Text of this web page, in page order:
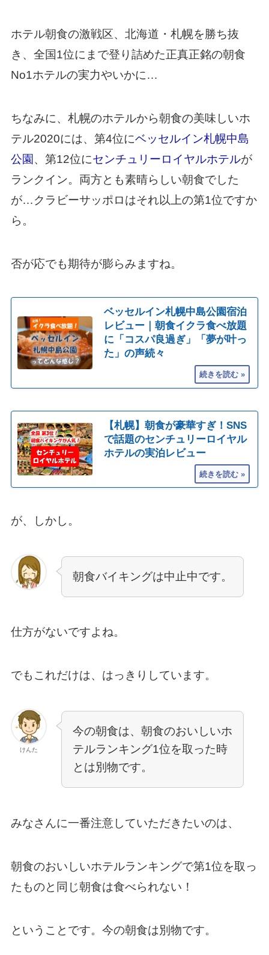
ホテル朝食の激戦区、北海道・札幌を勝ち抜
き、全国1位にまで登り詰めた正真正銘の朝食
No1ホテルの実力やいかに…
ちなみに、札幌のホテルから朝食の美味しいホ
テル2020には、第4位にベッセルイン札幌中島
公園 、第12位にセンチュリーロイヤルホテルが
ランクイン。両方とも素晴らしい朝食でした
が…クラビーサッポロはそれ以上の第1位ですか
ら。
否が応でも期待が膨らみますね。
ベッセルイン札幌中島公園宿泊
レビュー｜朝食イクラ食べ放題
に「コスパ良過ぎ」「夢が叶っ
た」の声続々
【札幌】朝食が豪華すぎ！SNS
で話題のセンチュリーロイヤル
ホテルの実泊レビュー
が、しかし。
朝食バイキングは中止中です。
仕方がないですよね。
でもこれだけは、はっきりしています。
けんた
今の朝食は、朝食のおいしいホ
テルランキング1位を取った時
とは別物です。
みなさんに一番注意していただきたいのは、
朝食のおいしいホテルランキングで第1位を取っ
たものと同じ朝食は食べられない！
ということです。今の朝食は別物です。